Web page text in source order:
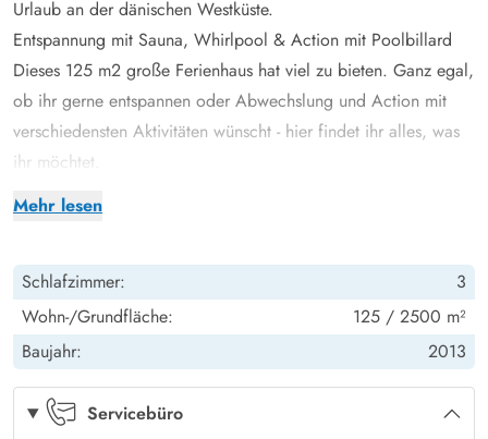
Mehr lesen
Urlaub an der dänischen Westküste.
Entspannung mit Sauna, Whirlpool & Action mit Poolbillard
Dieses 125 m2 große Ferienhaus hat viel zu bieten. Ganz egal,
ob ihr gerne entspannen oder Abwechslung und Action mit
verschiedensten Aktivitäten wünscht - hier findet ihr alles, was
ihr möchtet.
Die Sauna sowie der Whirlpool bieten Entspannung und
der frischen Luft, einer Wanderung durch Wald und Flur oder
einem Spaziergang entlang der Wasserkante, die Beine
hochzulegen und die Muskulatur im warmen Wasser des
Whirlpools oder in der angenehmen Wärme der Sauna zu
entspannen.
Schlafzimmer:
3
Wohn-/Grundfläche:
125 / 2500 m²
Baujahr:
2013
Servicebüro